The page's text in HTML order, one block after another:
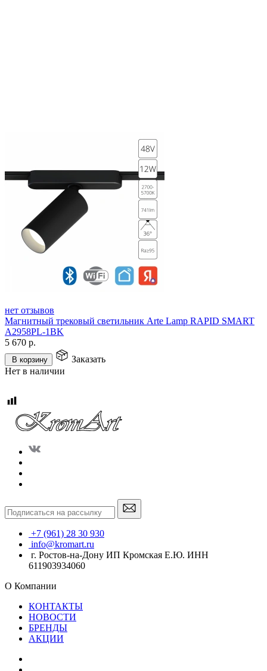
нет отзывов
Магнитный трековый светильник Arte Lamp RAPID SMART
A2958PL-1BK
5 670 р.
В корзину
Заказать
Нет в наличии
+7 (961) 28 30 930
info@kromart.ru
г. Ростов-на-Дону ИП Кромская Е.Ю. ИНН
611903934060
О Компании
КОНТАКТЫ
НОВОСТИ
БРЕНДЫ
АКЦИИ